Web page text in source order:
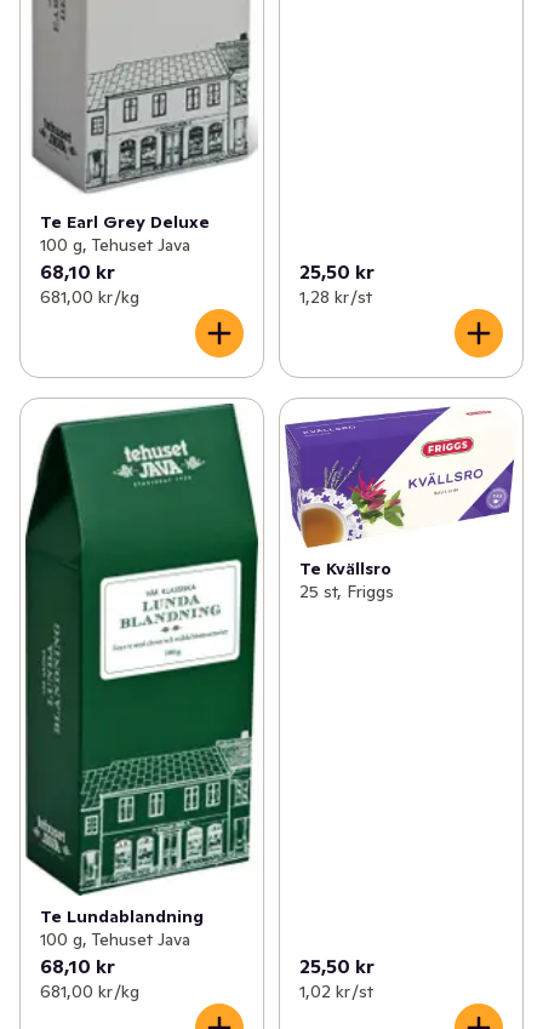
Te Earl Grey Deluxe
100 g, Tehuset Java
68,10 kr
681,00 kr /kg
25,50 kr
1,28 kr /st
Te Lundablandning
100 g, Tehuset Java
68,10 kr
681,00 kr /kg
Te Kvällsro
25 st, Friggs
25,50 kr
1,02 kr /st